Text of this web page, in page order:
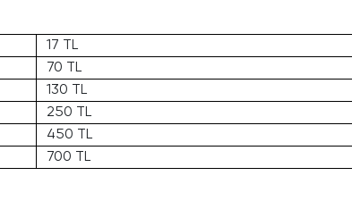
17 TL
70 TL
130 TL
250 TL
450 TL
700 TL